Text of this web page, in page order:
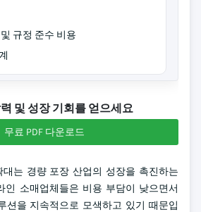
규정 준수 비용
및 성장 기회를 얻으세요
무료 PDF 다운로드
는 경량 포장 산업의 성장을 촉진하는
인 소매업체들은 비용 부담이 낮으면서
션을 지속적으로 모색하고 있기 때문입